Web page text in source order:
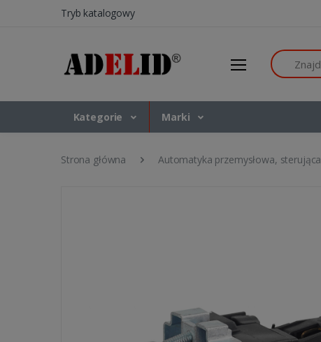
Tryb katalogowy
Szukaj
Kategorie Marki
Strona główna Automatyka przemysłowa, sterująca